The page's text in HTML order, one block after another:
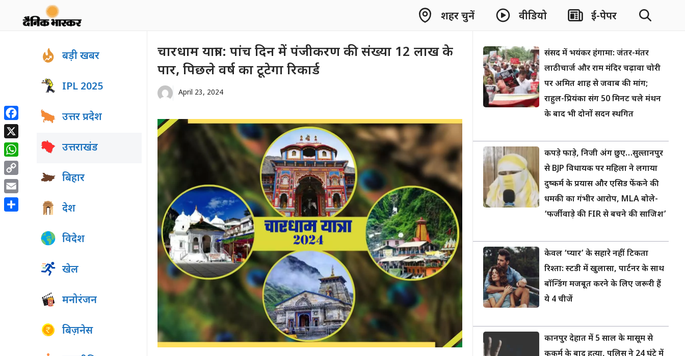
शहर चुनें वीडियो ई-पेपर
चारधाम यात्रा : पांच दिन में पंजीकरण की संख्या 12 लाख के
पार, पिछले वर्ष का टूटेगा रिकार्ड
April 23, 2024
बड़ी खबर
IPL 2025
उत्तर प्रदेश
उत्तराखंड
बिहार
देश
विदेश
खेल
मनोरंजन
बिज़नेस
संसद में भयंकर हंगामा: जंतर-मंतर
लाठीचार्ज और राम मंदिर चढ़ावा चोरी
पर अमित शाह से जवाब की मांग;
राहुल-प्रियंका संग 50 मिनट चले मंथन
के बाद भी दोनों सदन स्थगित
कपड़े फाड़े, निजी अंग छुए…सुल्तानपुर
से BJP विधायक पर महिला ने लगाया
दुष्कर्म के प्रयास और एसिड फेंकने की
धमकी का गंभीर आरोप, MLA बोले-
‘फर्जीवाड़े की FIR से बचने की साजिश’
केवल ‘प्यार’ के सहारे नहीं टिकता
रिश्ता: स्टडी में खुलासा, पार्टनर के साथ
बॉन्डिंग मजबूत करने के लिए जरूरी हैं
ये 4 चीजें
कानपुर देहात में 5 साल के मासूम से
Facebook
X
WhatsApp
Copy
Link
Email